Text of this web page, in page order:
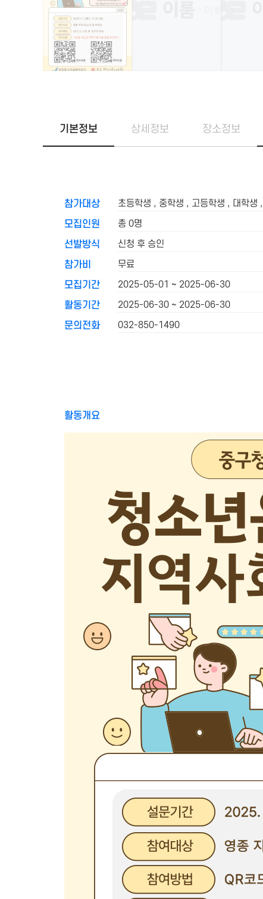
기본정보 상세정보 장소정보
참가대상
초등학생 , 중학생 , 고등학생 , 대학생
모집인원
총 0명
선발방식
신청 후 승인
참가비
무료
모집기간
2025-05-01 ~ 2025-06-30
활동기간
2025-06-30 ~ 2025-06-30
문의전화
032-850-1490
활동개요